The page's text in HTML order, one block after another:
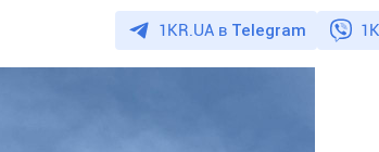
1KR.UA в Telegram